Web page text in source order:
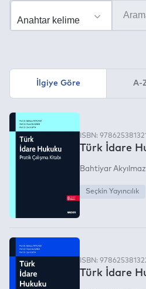
İlgiye Göre A-
ISBN:
Türk İdare
Bahtiyar Akyılmaz
Seçkin Yayıncılık
ISBN:
Türk İdare